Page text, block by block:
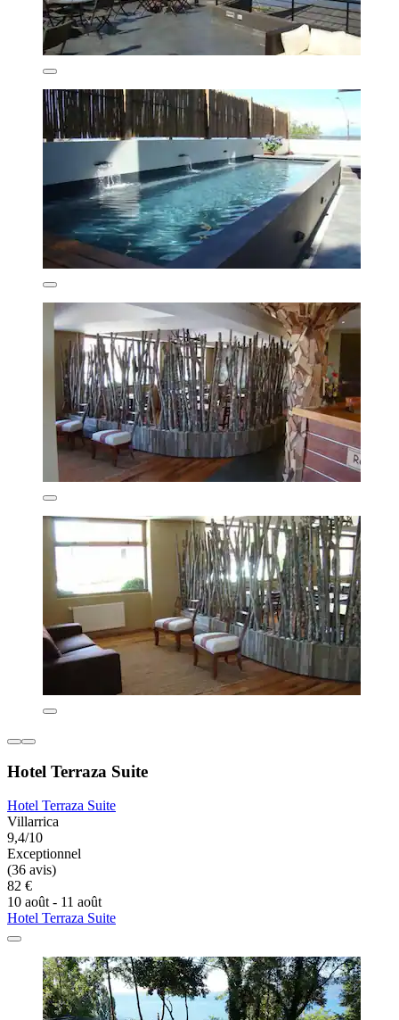
Hotel Terraza Suite
Hotel Terraza Suite
Villarrica
9,4/10
Exceptionnel
(36 avis)
82 €
10 août - 11 août
Hotel Terraza Suite